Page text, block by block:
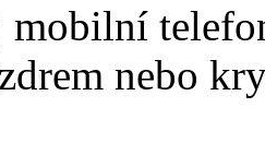
mobilní
nebo